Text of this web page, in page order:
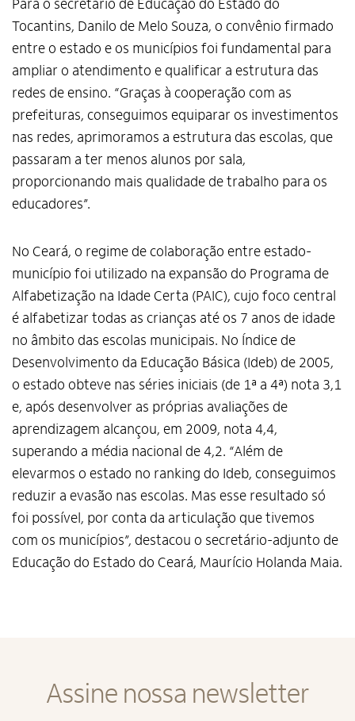
Alto Contraste
Termos de Uso e Política de
Para o secretário de Educação do Estado do
Tocantins, Danilo de Melo Souza, o convênio firmado
entre o estado e os municípios foi fundamental para
ampliar o atendimento e qualificar a estrutura das
redes de ensino. “Graças à cooperação com as
prefeituras, conseguimos equiparar os investimentos
nas redes, aprimoramos a estrutura das escolas, que
passaram a ter menos alunos por sala,
proporcionando mais qualidade de trabalho para os
educadores”.
No Ceará, o regime de colaboração entre estado-
município foi utilizado na expansão do Programa de
Alfabetização na Idade Certa (PAIC), cujo foco central
é alfabetizar todas as crianças até os 7 anos de idade
no âmbito das escolas municipais. No Índice de
Desenvolvimento da Educação Básica (Ideb) de 2005,
o estado obteve nas séries iniciais (de 1ª a 4ª) nota 3,1
e, após desenvolver as próprias avaliações de
aprendizagem alcançou, em 2009, nota 4,4,
superando a média nacional de 4,2. “Além de
elevarmos o estado no ranking do Ideb, conseguimos
reduzir a evasão nas escolas. Mas esse resultado só
foi possível, por conta da articulação que tivemos
com os municípios”, destacou o secretário-adjunto de
Educação do Estado do Ceará, Maurício Holanda Maia.
Assine nossa newsletter